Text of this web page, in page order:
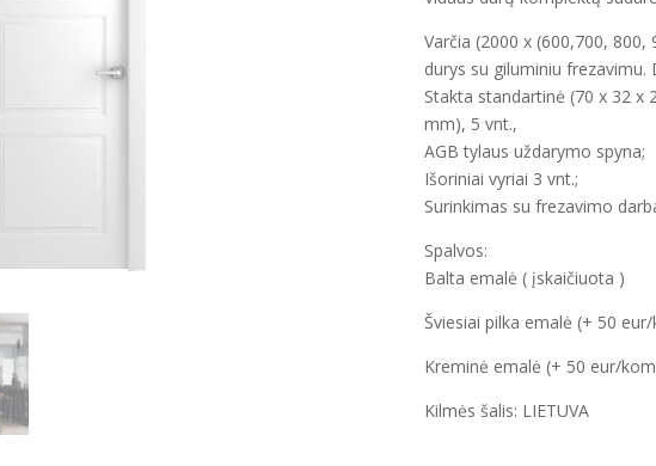
Varčia (2000 x (600,700,
durys su giluminiu frezavimu.
Stakta standartinė (70 x 32 x
mm), 5 vnt.,
AGB tylaus uždarymo spyna;
Išoriniai vyriai 3 vnt.;
Surinkimas su frezavimo
Spalvos:
Balta emalė ( įskaičiuota )
Šviesiai pilka emalė (+ 50
Kreminė emalė (+ 50 eur/
Kilmės šalis: LIETUVA